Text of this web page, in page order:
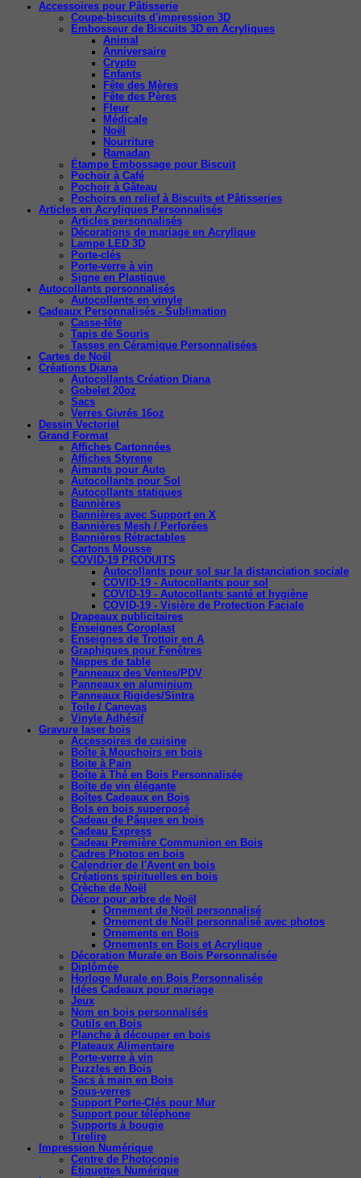
Accessoires pour Pâtisserie
Coupe-biscuits d'impression 3D
Embosseur de Biscuits 3D en Acryliques
Animal
Anniversaire
Crypto
Enfants
Fête des Mères
Fête des Pères
Fleur
Médicale
Noël
Nourriture
Ramadan
Étampe Embossage pour Biscuit
Pochoir à Café
Pochoir à Gâteau
Pochoirs en relief à Biscuits et Pâtisseries
Articles en Acryliques Personnalisés
Articles personnalisés
Décorations de mariage en Acrylique
Lampe LED 3D
Porte-clés
Porte-verre à vin
Signe en Plastique
Autocollants personnalisés
Autocollants en vinyle
Cadeaux Personnalisés - Sublimation
Casse-tête
Tapis de Souris
Tasses en Céramique Personnalisées
Cartes de Noël
Créations Diana
Autocollants Création Diana
Gobelet 20oz
Sacs
Verres Givrés 16oz
Dessin Vectoriel
Grand Format
Affiches Cartonnées
Affiches Styrene
Aimants pour Auto
Autocollants pour Sol
Autocollants statiques
Bannières
Bannières avec Support en X
Bannières Mesh / Perforées
Bannières Rétractables
Cartons Mousse
COVID-19 PRODUITS
Autocollants pour sol sur la distanciation sociale
COVID-19 - Autocollants pour sol
COVID-19 - Autocollants santé et hygiène
COVID-19 - Visière de Protection Faciale
Drapeaux publicitaires
Enseignes Coroplast
Enseignes de Trottoir en A
Graphiques pour Fenêtres
Nappes de table
Panneaux des Ventes/PDV
Panneaux en aluminium
Panneaux Rigides/Sintra
Toile / Canevas
Vinyle Adhésif
Gravure laser bois
Accessoires de cuisine
Boîte à Mouchoirs en bois
Boite à Pain
Boîte à Thé en Bois Personnalisée
Boîte de vin élégante
Boîtes Cadeaux en Bois
Bols en bois superposé
Cadeau de Pâques en bois
Cadeau Express
Cadeau Première Communion en Bois
Cadres Photos en bois
Calendrier de l'Avent en bois
Créations spirituelles en bois
Crèche de Noël
Décor pour arbre de Noël
Ornement de Noël personnalisé
Ornement de Noël personnalisé avec photos
Ornements en Bois
Ornements en Bois et Acrylique
Décoration Murale en Bois Personnalisée
Diplômée
Horloge Murale en Bois Personnalisée
Idées Cadeaux pour mariage
Jeux
Nom en bois personnalisés
Outils en Bois
Planche à découper en bois
Plateaux Alimentaire
Porte-verre à vin
Puzzles en Bois
Sacs à main en Bois
Sous-verres
Support Porte-Clés pour Mur
Support pour téléphone
Supports à bougie
Tirelire
Impression Numérique
Centre de Photocopie
Étiquettes Numérique